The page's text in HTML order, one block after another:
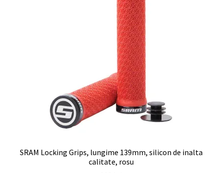
SRAM Locking Grips, lungime 139mm, silicon de inalta
calitate, rosu